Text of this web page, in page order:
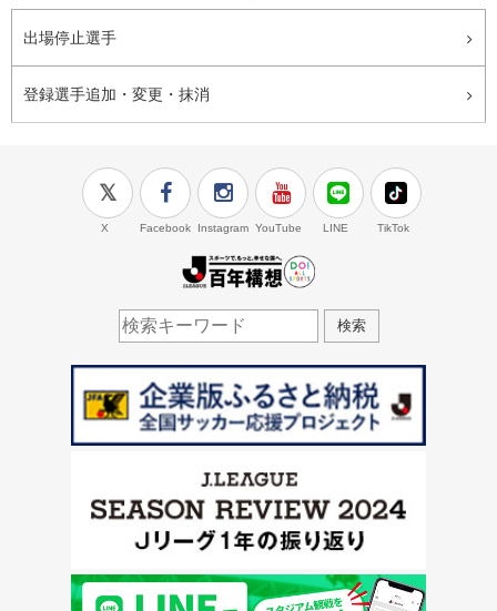
出場停止選手
登録選手追加・変更・抹消
X Facebook Instagram YouTube LINE TikTok
検索